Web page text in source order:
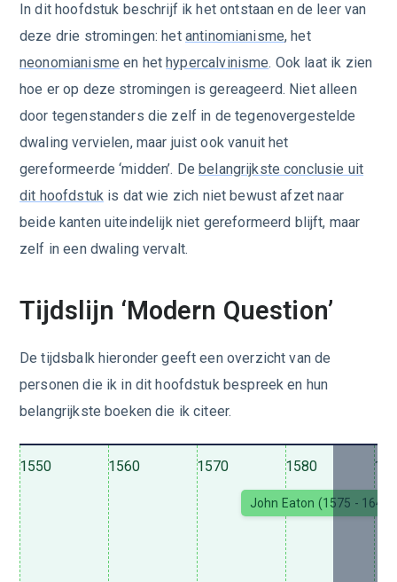
In dit hoofdstuk beschrijf ik het ontstaan en de leer van
deze drie stromingen: het antinomianisme, het
neonomianisme en het hypercalvinisme. Ook laat ik zien
hoe er op deze stromingen is gereageerd. Niet alleen
door tegenstanders die zelf in de tegenovergestelde
dwaling vervielen, maar juist ook vanuit het
gereformeerde ‘midden’. De belangrijkste conclusie uit
dit hoofdstukis dat wie zich niet bewust afzet naar
beide kanten uiteindelijk niet gereformeerd blijft, maar
zelf in een dwaling vervalt.
Tijdslijn ‘Modern Question’
De tijdsbalk hieronder geeft een overzicht van de
personen die ik in dit hoofdstuk bespreek en hun
belangrijkste boeken die ik citeer.
1550 1560 1570 1580
John Eaton (1575 - 1641)